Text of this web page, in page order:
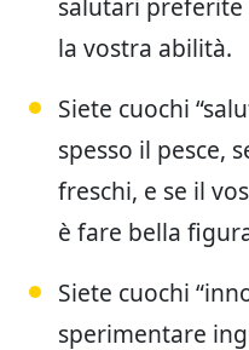
la vostra abilità.
Siete cuochi
spesso il pesce,
freschi, e se il
è fare bella
Siete cuochi
sperimentare